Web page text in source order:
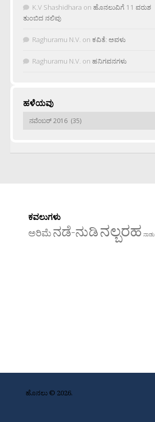
K.V Shashidhara on ಹೊನಲುವಿಗೆ 11 ವರುಶ
ತುಂಬಿದ ನಲಿವು
Raghuramu N.V. on ಕವಿತೆ: ಅವಳು
Raghuramu N.V. on ಹನಿಗವನಗಳು
ಹಳೆಯವು
ಹಳೆಯವು
ಕವಲುಗಳು
ಅರಿಮೆನಡೆ-ನುಡಿನಲ್ಬರಹ ನಾಡು
ಹೊನಲು © 2026.